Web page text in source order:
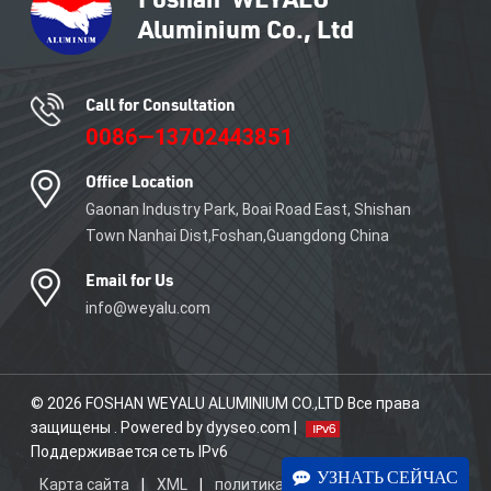
УЗНАТЬ СЕЙЧАС
БОЛЬШЕ БОЛЬШЕ
Call for Consultation
0086—13702443851
Office Location
Gaonan Industry Park, Boai Road East, Shishan
Town Nanhai Dist,Foshan,Guangdong China
Email for Us
info@weyalu.com
© 2026 FOSHAN WEYALU ALUMINIUM CO.,LTD Все права
защищены . Powered by dyyseo.com |
Поддерживается сеть IPv6
Карта сайта
XML политика конфиденциальности